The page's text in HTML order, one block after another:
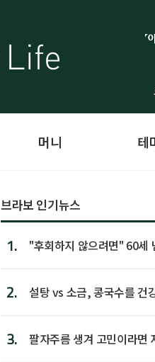
머니 테
브라보 인기뉴스
1.
"후회하지 않으려면" 60세
2. 설탕 vs 소금, 콩국수를 건
3. 팔자주름 생겨 고민이라면